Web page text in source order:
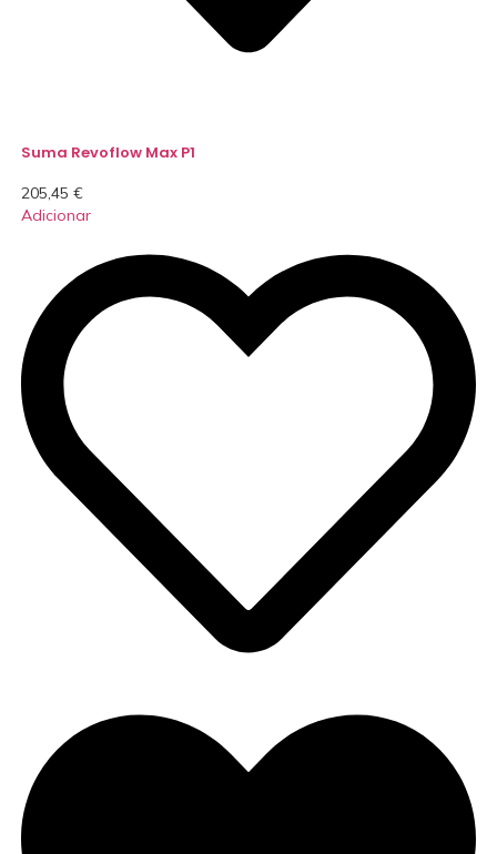
Suma Revoflow Max P1
205,45 €
Adicionar